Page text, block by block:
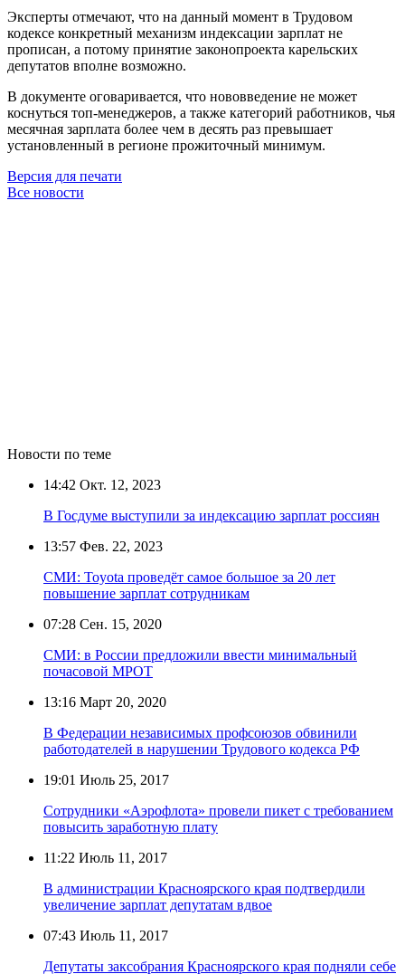
Эксперты отмечают, что на данный момент в Трудовом
кодексе конкретный механизм индексации зарплат не
прописан, а потому принятие законопроекта карельских
депутатов вполне возможно.
В документе оговаривается, что нововведение не может
коснуться топ-менеджеров, а также категорий работников, чья
месячная зарплата более чем в десять раз превышает
установленный в регионе прожиточный минимум.
Версия для печати
Все новости
Новости по теме
14:42 Окт. 12, 2023
В Госдуме выступили за индексацию зарплат россиян
13:57 Фев. 22, 2023
СМИ: Toyota проведёт самое большое за 20 лет
повышение зарплат сотрудникам
07:28 Сен. 15, 2020
СМИ: в России предложили ввести минимальный
почасовой МРОТ
13:16 Март 20, 2020
В Федерации независимых профсоюзов обвинили
работодателей в нарушении Трудового кодекса РФ
19:01 Июль 25, 2017
Сотрудники «Аэрофлота» провели пикет с требованием
повысить заработную плату
11:22 Июль 11, 2017
В администрации Красноярского края подтвердили
увеличение зарплат депутатам вдвое
07:43 Июль 11, 2017
Депутаты заксобрания Красноярского края подняли себе